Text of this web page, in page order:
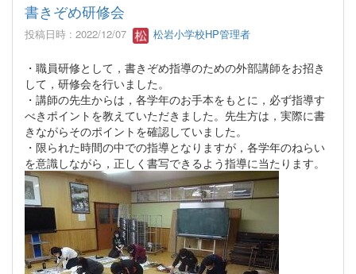
書きぞめ研修会
投稿日時 : 2022/12/07 松岩小学校HP管理者
・職員研修として，書きぞめ指導のための外部講師をお招き
して，研修会を行いました。
・講師の先生からは，各学年のお手本をもとに，必ず指導す
べきポイントを教えていただきました。先生方は，実際に書
きながらそのポイントを確認していました。
・限られた時間の中での指導となりますが，各学年のねらい
を意識しながら，正しく書写できるよう指導に当たります。